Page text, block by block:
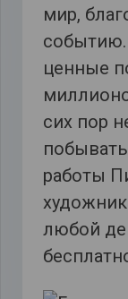
мир,
событию.
ценные
сих пор
работы
любой